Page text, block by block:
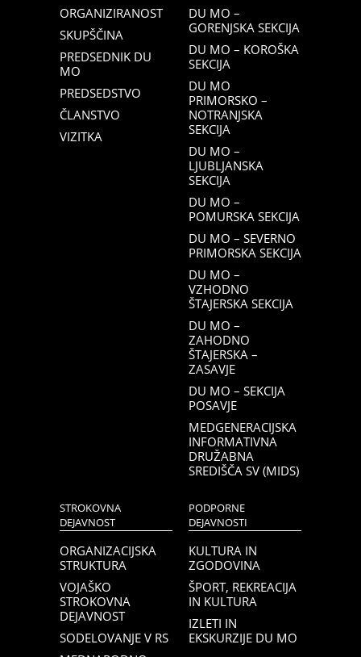
ORGANIZIRANOST
SKUPŠČINA
PREDSEDNIK DU
MO
PREDSEDSTVO
ČLANSTVO
VIZITKA
DU MO –
GORENJSKA SEKCIJA
DU MO – KOROŠKA
SEKCIJA
DU MO
PRIMORSKO –
NOTRANJSKA
SEKCIJA
DU MO –
LJUBLJANSKA
SEKCIJA
DU MO –
POMURSKA SEKCIJA
DU MO – SEVERNO
PRIMORSKA SEKCIJA
DU MO –
VZHODNO
ŠTAJERSKA SEKCIJA
DU MO –
ZAHODNO
ŠTAJERSKA –
ZASAVJE
DU MO – SEKCIJA
POSAVJE
MEDGENERACIJSKA
INFORMATIVNA
DRUŽABNA
SREDIŠČA SV (MIDS)
STROKOVNA
DEJAVNOST
ORGANIZACIJSKA
STRUKTURA
VOJAŠKO
STROKOVNA
DEJAVNOST
SODELOVANJE V RS
PODPORNE
DEJAVNOSTI
KULTURA IN
ZGODOVINA
ŠPORT, REKREACIJA
IN KULTURA
IZLETI IN
EKSKURZIJE DU MO